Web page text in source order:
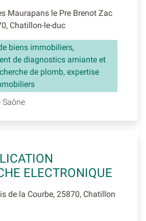
Maurapans le Pre Brenot Zac
Chatillon-le-duc
biens immobiliers,
de diagnostics amiante et
de plomb, expertise
Saône
ELECTRONIQUE
de la Courbe, 25870, Chatillon